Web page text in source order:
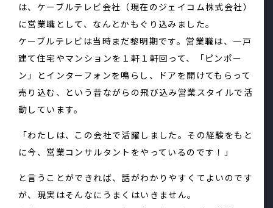
は、ケーブルテレビ会社（現在のジェイコム株式会社）
に営業職として、なんとかもぐり込みました。
ケーブルテレビは当時まだ黎明期です。営業職は、一戸
建て住宅やマンションを１軒１軒回って、「ピンポー
ン」とインターフォンを鳴らし、ドアを開けてもらって
売り込む、という昔ながらの飛び込み営業スタイルで活
動しています。
「わたしは、この会社で活躍しました。その経験をもと
に今、営業コンサルタントをやっているのです！」
と言うことができれば、話がわかりやすくてよいのです
が、現実はそんなにうまくはいきません。